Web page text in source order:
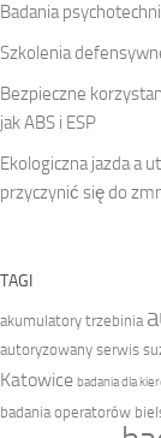
Badania
Szkolenia
Bezpieczne
jak ABS i ESP
Ekologiczna jazda a
przyczynić się do
TAGI
akumulatory trzebinia
autoryzowany serwis
Katowice badania dla
badania operatorów